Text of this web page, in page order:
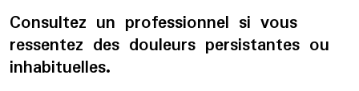
Consultez un professionnel si vous
ressentez des douleurs persistantes ou
inhabituelles.